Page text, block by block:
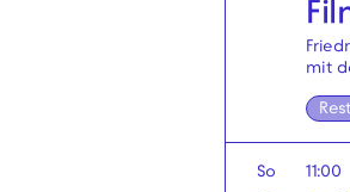
mit
So 11:00